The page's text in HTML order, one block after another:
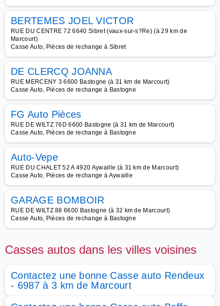
BERTEMES JOEL VICTOR
RUE DU CENTRE 72 6640 Sibret (vaux-sur-s?Re) (à 29 km de
Marcourt)
Casse Auto, Pièces de rechange à Sibret
DE CLERCQ JOANNA
RUE MERCENY 3 6600 Bastogne (à 31 km de Marcourt)
Casse Auto, Pièces de rechange à Bastogne
FG Auto Pièces
RUE DE WILTZ 76D 6600 Bastogne (à 31 km de Marcourt)
Casse Auto, Pièces de rechange à Bastogne
Auto-Vepe
RUE DU CHALET 52 A 4920 Aywaille (à 31 km de Marcourt)
Casse Auto, Pièces de rechange à Aywaille
GARAGE BOMBOIR
RUE DE WILTZ 88 6600 Bastogne (à 32 km de Marcourt)
Casse Auto, Pièces de rechange à Bastogne
Casses autos dans les villes voisines
Contactez une bonne Casse auto Rendeux
- 6987 à 3 km de Marcourt